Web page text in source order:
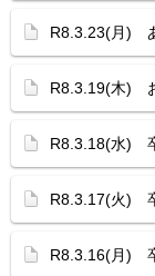
R8.3.23(月)
R8.3.19(木)
R8.3.18(水)
R8.3.17(火)
R8.3.16(月)